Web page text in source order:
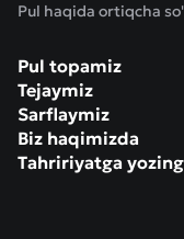
Pul haqida ortiqcha
Pul topamiz
Tejaymiz
Sarflaymiz
Biz haqimizda
Tahririyatga yozing